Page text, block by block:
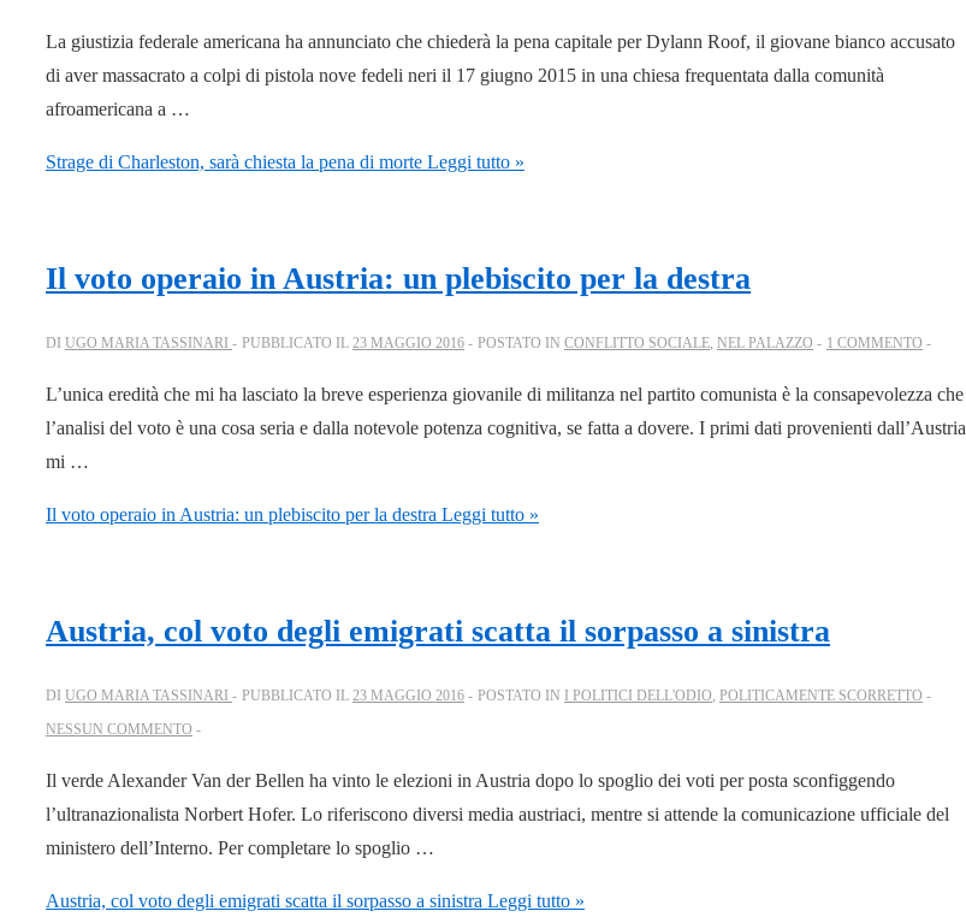
La giustizia federale americana ha annunciato che chiederà la pena capitale per Dylann Roof, il giovane bianco accusato
di aver massacrato a colpi di pistola nove fedeli neri il 17 giugno 2015 in una chiesa frequentata dalla comunità
afroamericana a …
Strage di Charleston, sarà chiesta la pena di morte Leggi tutto »
Il voto operaio in Austria: un plebiscito per la destra
DI UGO MARIA TASSINARI PUBBLICATO IL 23 MAGGIO 2016 POSTATO IN CONFLITTO SOCIALE NEL PALAZZO 1 COMMENTO
L’unica eredità che mi ha lasciato la breve esperienza giovanile di militanza nel partito comunista è la consapevolezza che
l’analisi del voto è una cosa seria e dalla notevole potenza cognitiva, se fatta a dovere. I primi dati provenienti dall’Austria
mi …
Il voto operaio in Austria: un plebiscito per la destra Leggi tutto »
Austria, col voto degli emigrati scatta il sorpasso a sinistra
DI UGO MARIA TASSINARI PUBBLICATO IL 23 MAGGIO 2016 POSTATO IN I POLITICI DELL'ODIO, POLITICAMENTE SCORRETTO
NESSUN COMMENTO
Il verde Alexander Van der Bellen ha vinto le elezioni in Austria dopo lo spoglio dei voti per posta sconfiggendo
l’ultranazionalista Norbert Hofer. Lo riferiscono diversi media austriaci, mentre si attende la comunicazione ufficiale del
ministero dell’Interno. Per completare lo spoglio …
Austria, col voto degli emigrati scatta il sorpasso a sinistra Leggi tutto »